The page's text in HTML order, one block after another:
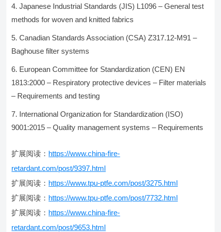
Japanese Industrial Standards (JIS) L1096 – General test
methods for woven and knitted fabrics
Canadian Standards Association (CSA) Z317.12-M91 –
Baghouse filter systems
European Committee for Standardization (CEN) EN
1813:2000 – Respiratory protective devices – Filter materials
– Requirements and testing
International Organization for Standardization (ISO)
9001:2015 – Quality management systems – Requirements
扩展阅读： https://www.china-fire-
retardant.com/post/9397.html
扩展阅读： https://www.tpu-ptfe.com/post/3275.html
扩展阅读： https://www.tpu-ptfe.com/post/7732.html
扩展阅读： https://www.china-fire-
retardant.com/post/9653.html